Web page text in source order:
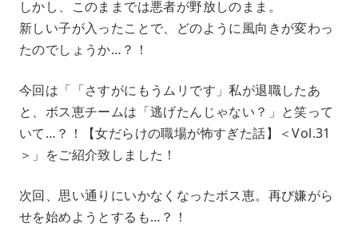
しかし、このままでは悪者が野放しのまま。
新しい子が入ったことで、どのように風向きが変わっ
たのでしょうか…？！
今回は「「さすがにもうムリです」私が退職したあ
と、ボス恵チームは「逃げたんじゃない？」と笑って
いて…？！【女だらけの職場が怖すぎた話】＜Vol.31
＞」をご紹介致しました！
次回、思い通りにいかなくなったボス恵。再び嫌がら
せを始めようとするも…？！